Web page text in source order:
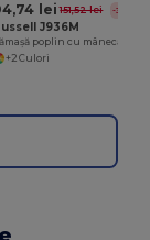
lei 151,52 lei -37%
J936M
+2 Culori